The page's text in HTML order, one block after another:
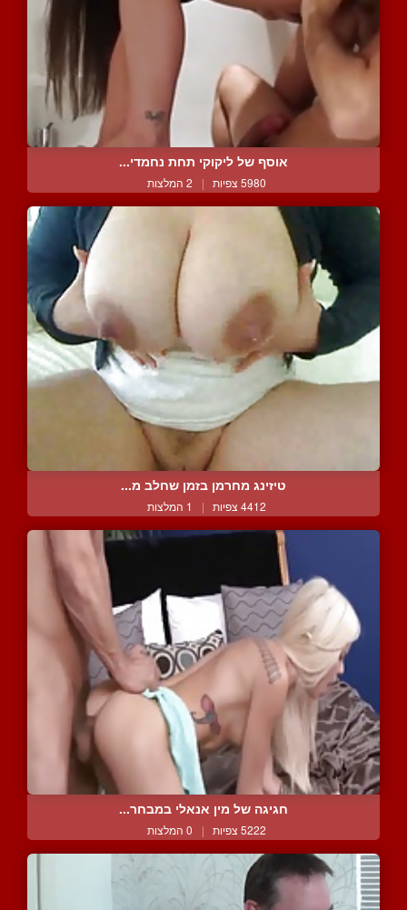
אוסף של ליקוקי תחת נחמדי...
5980 צפיות | 2 המלצות
טיזינג מחרמן בזמן שחלב מ...
4412 צפיות | 1 המלצות
חגיגה של מין אנאלי במבחר...
5222 צפיות | 0 המלצות